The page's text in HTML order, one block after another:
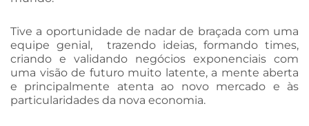
Tive a oportunidade de nadar de braçada com uma
equipe genial, trazendo ideias, formando times,
criando e validando negócios exponenciais com
uma visão de futuro muito latente, a mente aberta
e principalmente atenta ao novo mercado e às
particularidades da nova economia.